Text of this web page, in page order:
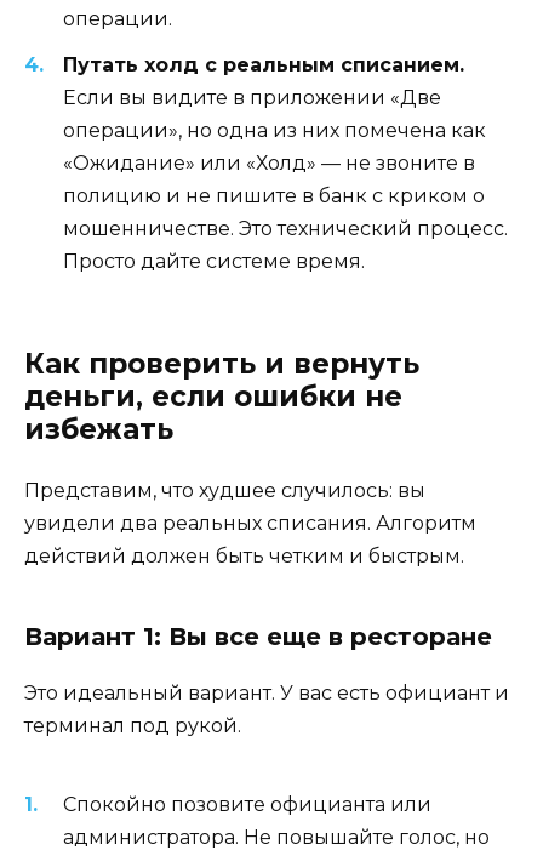
операции.
Путать холд с реальным списанием.
Если вы видите в приложении «Две
операции», но одна из них помечена как
«Ожидание» или «Холд» — не звоните в
полицию и не пишите в банк с криком о
мошенничестве. Это технический процесс.
Просто дайте системе время.
Как проверить и вернуть
деньги, если ошибки не
избежать
Представим, что худшее случилось: вы
увидели два реальных списания. Алгоритм
действий должен быть четким и быстрым.
Вариант 1: Вы все еще в ресторане
Это идеальный вариант. У вас есть официант и
терминал под рукой.
Спокойно позовите официанта или
администратора. Не повышайте голос, но